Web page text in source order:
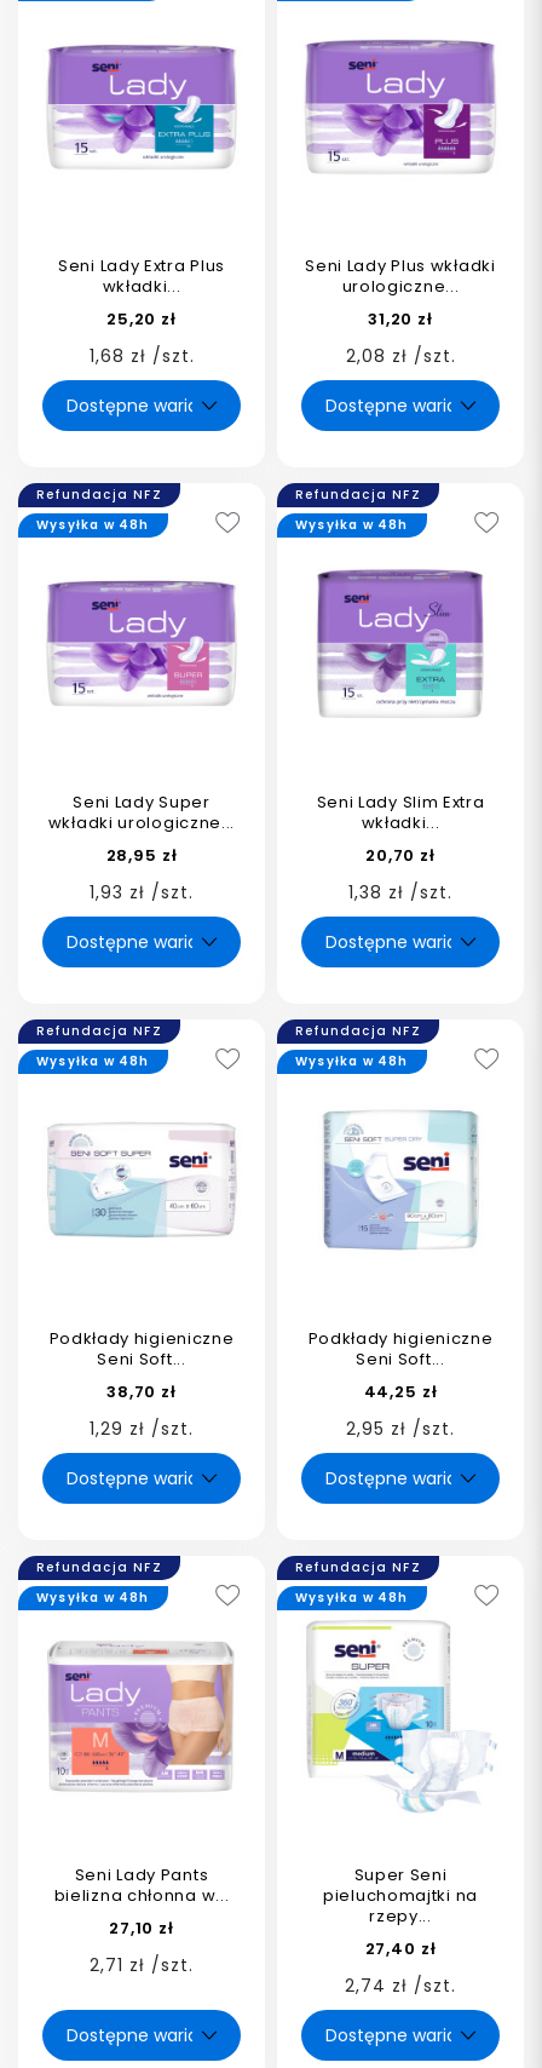
Seni Lady Extra Plus
wkładki...
25,20 zł
1,68 zł /szt.
Seni Lady Plus wkładki
urologiczne...
31,20 zł
2,08 zł /szt.
Refundacja NFZ
Seni Lady Super
wkładki urologiczne...
28,95 zł
1,93 zł /szt.
Wysyłka w 48h
Refundacja NFZ
Seni Lady Slim Extra
wkładki...
20,70 zł
1,38 zł /szt.
Wysyłka w 48h
Refundacja NFZ
Podkłady higieniczne
Seni Soft...
38,70 zł
1,29 zł /szt.
Wysyłka w 48h
Refundacja NFZ
Podkłady higieniczne
Seni Soft...
44,25 zł
2,95 zł /szt.
Wysyłka w 48h
Refundacja NFZ
Seni Lady Pants
bielizna chłonna w...
27,10 zł
2,71 zł /szt.
Wysyłka w 48h
Refundacja NFZ
Super Seni
pieluchomajtki na
rzepy...
27,40 zł
2,74 zł /szt.
Wysyłka w 48h